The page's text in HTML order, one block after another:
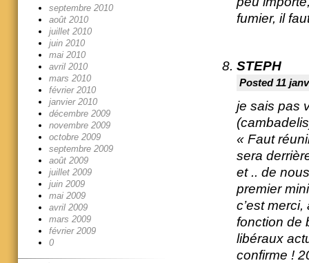
fumier, il
STEPH
Posted 11
je sais pas
« Faut
sera
et .. de
premier
c’est
fonction de
libéraux
confirme !
septembre 2010
août 2010
juillet 2010
juin 2010
mai 2010
avril 2010
mars 2010
février 2010
janvier 2010
décembre 2009
novembre 2009
octobre 2009
septembre 2009
août 2009
juillet 2009
juin 2009
mai 2009
avril 2009
mars 2009
février 2009
0